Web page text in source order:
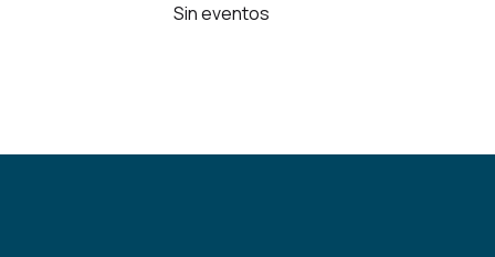
Sin eventos